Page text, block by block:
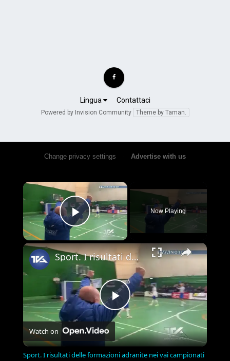
Lingua Contattaci
Powered by Invision Community Theme by Taman.
Change privacy settings Advertise with us
×
Play Video
Now Playing
×
Play
Video
Sport. I risultati delle formazioni adranite nei vai campionati
Watch on
Sport. I risultati delle formazioni adranite nei vai campionati